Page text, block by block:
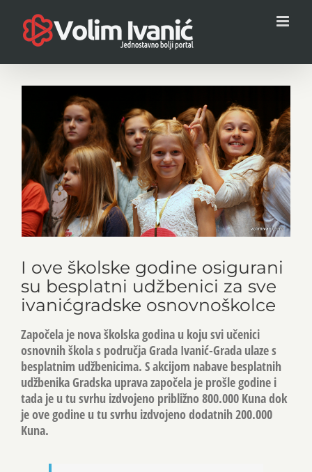
content
Image
I ove školske godine osigurani
su besplatni udžbenici za sve
ivanićgradske osnovnoškolce
Započela je nova školska godina u koju svi učenici
osnovnih škola s područja Grada Ivanić-Grada ulaze s
besplatnim udžbenicima. S akcijom nabave besplatnih
udžbenika Gradska uprava započela je prošle godine i
tada je u tu svrhu izdvojeno približno 800.000 Kuna dok
je ove godine u tu svrhu izdvojeno dodatnih 200.000
Kuna.